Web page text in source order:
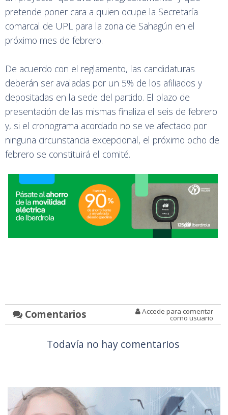
pretende poner cara a quien ocupe la Secretaría
comarcal de UPL para la zona de Sahagún en el
próximo mes de febrero.
De acuerdo con el reglamento, las candidaturas
deberán ser avaladas por un 5% de los afiliados y
depositadas en la sede del partido. El plazo de
presentación de las mismas finaliza el seis de febrero
y, si el cronograma acordado no se ve afectado por
ninguna circunstancia excepcional, el próximo ocho de
febrero se constituirá el comité.
Comentarios Accede para comentar
como usuario
Todavía no hay comentarios